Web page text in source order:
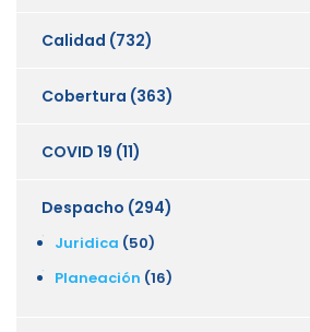
Calidad (732)
Cobertura (363)
COVID 19 (11)
Despacho (294)
Juridica (50)
Planeación (16)